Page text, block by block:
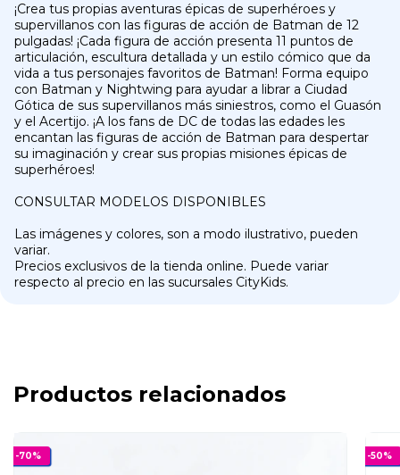
¡Crea tus propias aventuras épicas de superhéroes y
supervillanos con las figuras de acción de Batman de 12
pulgadas! ¡Cada figura de acción presenta 11 puntos de
articulación, escultura detallada y un estilo cómico que da
vida a tus personajes favoritos de Batman! Forma equipo
con Batman y Nightwing para ayudar a librar a Ciudad
Gótica de sus supervillanos más siniestros, como el Guasón
y el Acertijo. ¡A los fans de DC de todas las edades les
encantan las figuras de acción de Batman para despertar
su imaginación y crear sus propias misiones épicas de
superhéroes!
CONSULTAR MODELOS DISPONIBLES
Las imágenes y colores, son a modo ilustrativo, pueden
variar.
Precios exclusivos de la tienda online. Puede variar
respecto al precio en las sucursales CityKids.
Productos relacionados
-70% -50%